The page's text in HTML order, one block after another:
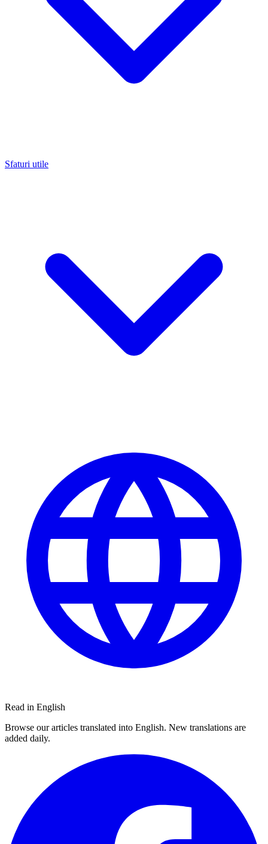
Sfaturi utile
Read in English
Browse our articles translated into English. New translations are
added daily.